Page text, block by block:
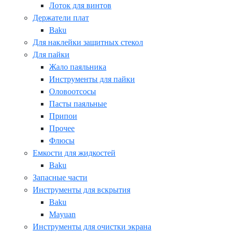
Лоток для винтов
Держатели плат
Baku
Для наклейки защитных стекол
Для пайки
Жало паяльника
Инструменты для пайки
Оловоотсосы
Пасты паяльные
Припои
Прочее
Флюсы
Емкости для жидкостей
Baku
Запасные части
Инструменты для вскрытия
Baku
Mayuan
Инструменты для очистки экрана